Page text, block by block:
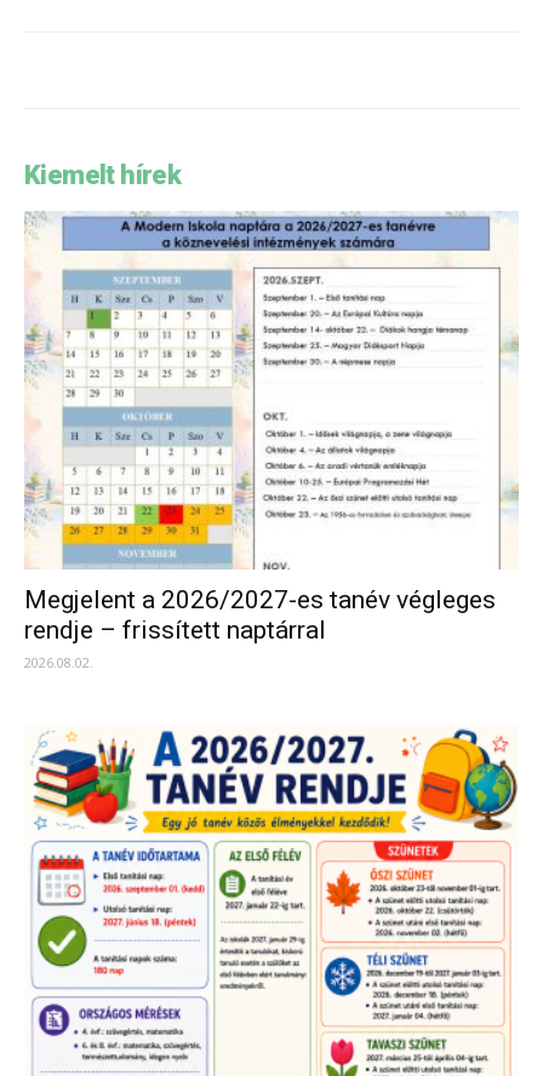
Kiemelt hírek
Megjelent a 2026/2027-es tanév végleges
rendje – frissített naptárral
2026.08.02.